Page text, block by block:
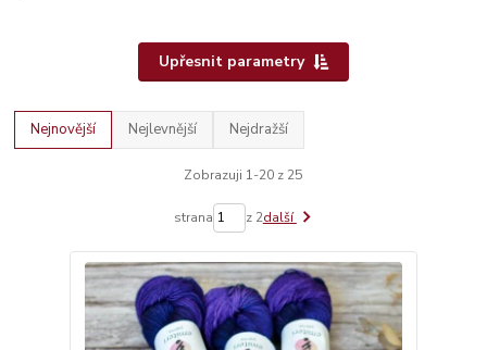
Upřesnit parametry
Nejnovější Nejlevnější Nejdražší
Zobrazuji 1-20 z 25
strana z 2další